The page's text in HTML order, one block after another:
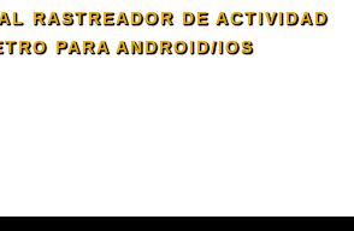
RASTREADOR DE ACTIVIDAD
PARA ANDROID/IOS